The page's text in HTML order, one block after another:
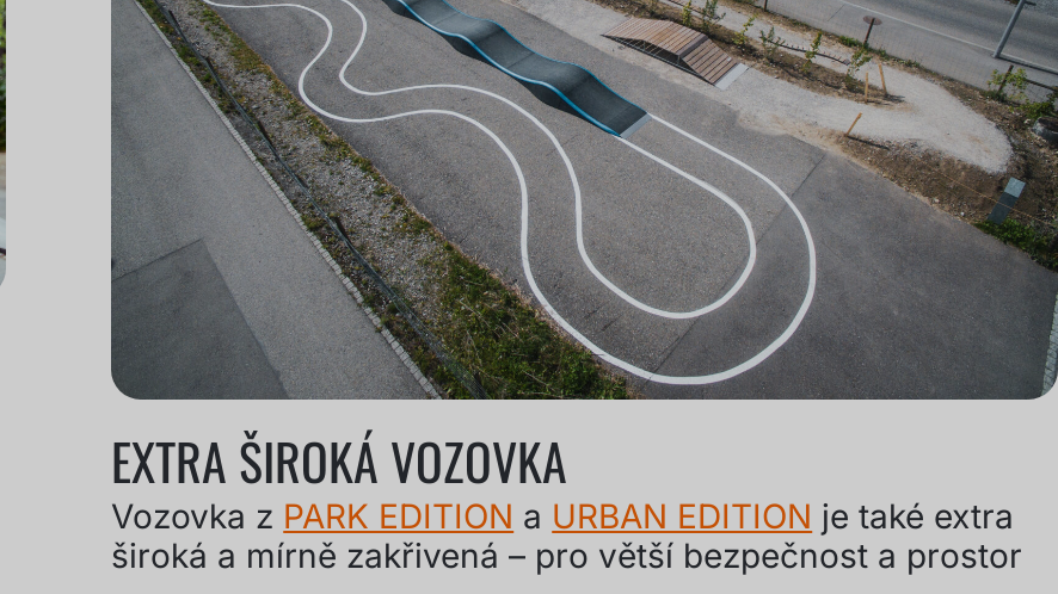
EXTRA ŠIROKÁ VOZOVKA
Vozovka z PARK EDITION a URBAN EDITION je také extra
široká a mírně zakřivená – pro větší bezpečnost a prostor